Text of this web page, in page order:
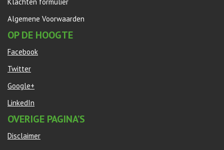
Algemene Voorwaarden
OP DE HOOGTE
Facebook
Twitter
Google+
LinkedIn
OVERIGE PAGINA’S
Disclaimer